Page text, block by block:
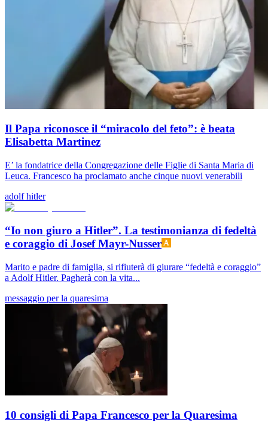
Il Papa riconosce il “miracolo del feto”: è beata
Elisabetta Martinez
E’ la fondatrice della Congregazione delle Figlie di Santa Maria di
Leuca. Francesco ha proclamato anche cinque nuovi venerabili
adolf hitler
“Io non giuro a Hitler”. La testimonianza di fedeltà
e coraggio di Josef Mayr-Nusser
Marito e padre di famiglia, si rifiuterà di giurare “fedeltà e coraggio”
a Adolf Hitler. Pagherà con la vita...
messaggio per la quaresima
10 consigli di Papa Francesco per la Quaresima